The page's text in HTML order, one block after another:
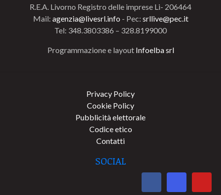
R.E.A. Livorno Registro delle imprese Li- 206464
Mail: agenzia@livesrl.info - Pec: srllive@pec.it
Tel: 348.3803386 – 328.8199000
Programmazione e layout Infoelba srl
Privacy Policy
Cookie Policy
Pubblicità elettorale
Codice etico
Contatti
SOCIAL